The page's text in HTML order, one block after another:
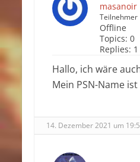
masanoir
Teilnehmer
Offline
Topics: 0
Replies: 1
Hallo, ich wäre
Mein PSN-Name
14. Dezember 2021 um